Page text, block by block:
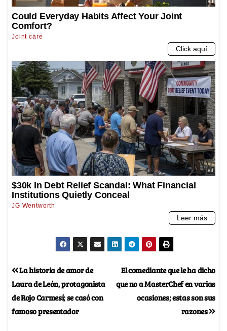
El comediante que le ha dicho
que no a MasterChef en varias
ocasiones; estas son sus
razones
La historia de amor de
Laura de León, protagonista
de Rojo Carmesí; se casó con
famoso presentador